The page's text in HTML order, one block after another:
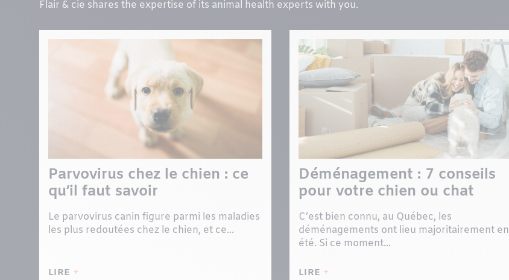
Flair & cie shares the expertise of its animal health experts with you.
Parvovirus chez le chien : ce
qu’il faut savoir
Le parvovirus canin figure parmi les maladies
les plus redoutées chez le chien, et ce...
LIRE
Déménagement : 7 conseils
pour votre chien ou chat
C’est bien connu, au Québec, les
déménagements ont lieu majoritairement en
été. Si ce moment...
LIRE